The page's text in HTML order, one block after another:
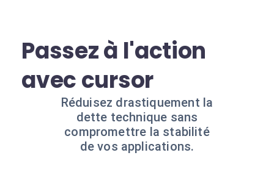
Passez à l'action
avec cursor
Réduisez drastiquement la
dette technique sans
compromettre la stabilité
de vos applications.